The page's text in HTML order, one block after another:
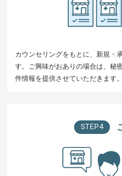
カウンセリングをもとに、新規・
す。ご興味がおありの場合は、秘
件情報を提供させていただきます。
STEP4